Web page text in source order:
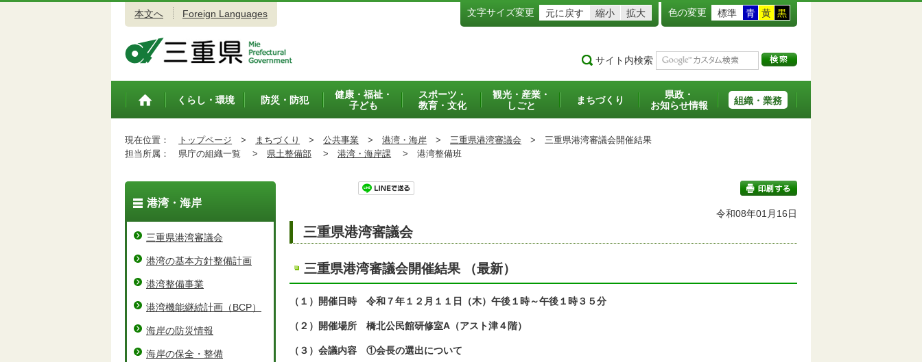
本文へ Foreign Languages 文字サイズ変更 元に戻す 縮小 拡大 色の変更 標準 青 黄 黒
サイト内検索
トップペ
くらし・環境 防災・防犯
健康・福祉・
子ども
スポーツ・
教育・文化
観光・産業・
しごと
まちづくり
県政・
お知らせ情報
組織・業務
現在位置： トップページ > まちづくり > 公共事業 > 港湾・海岸 > 三重県港湾審議会 > 三重県港湾審議会開催結果
担当所属：
県庁の組織一覧 > 県土整備部 > 港湾・海岸課 > 港湾整備班
印刷する
令和08年01月16日
三重県港湾審議会
三重県港湾審議会開催結果 （最新）
（１）開催日時 令和７年１２月１１日（木）午後１時～午後１時３５分
（２）開催場所 橋北公民館研修室A（アスト津４階）
（３）会議内容 ①会長の選出について
港湾・海岸
三重県港湾審議会
港湾の基本方針整備計画
港湾整備事業
港湾機能継続計画（BCP）
海岸の防災情報
海岸の保全・整備